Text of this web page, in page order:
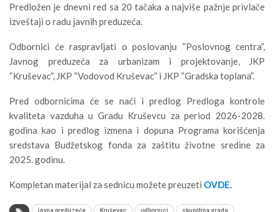
Predložen je dnevni red sa 20 tačaka a najviše pažnje privlače
izveštaji o radu javnih preduzeća.
Odbornici će raspravljati o poslovanju “Poslovnog centra”,
Javnog preduzeća za urbanizam i projektovanje, JKP
“Kruševac”, JKP “Vodovod Kruševac” i JKP “Gradska toplana”.
Pred odbornicima će se naći i predlog Predloga kontrole
kvaliteta vazduha u Gradu Kruševcu za period 2026-2028.
godina kao i predlog izmena i dopuna Programa korišćenja
sredstava Budžetskog fonda za zaštitu životne sredine za
2025. godinu.
Kompletan materijal za sednicu možete preuzeti OVDE.
javna preduzeća Kruševac odbornici skupština grada